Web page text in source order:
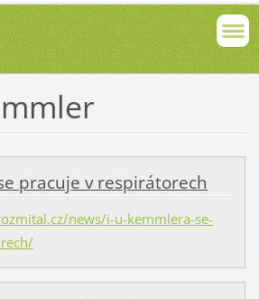
pracuje v respirátorech
news/i-u-kemmlera-se-